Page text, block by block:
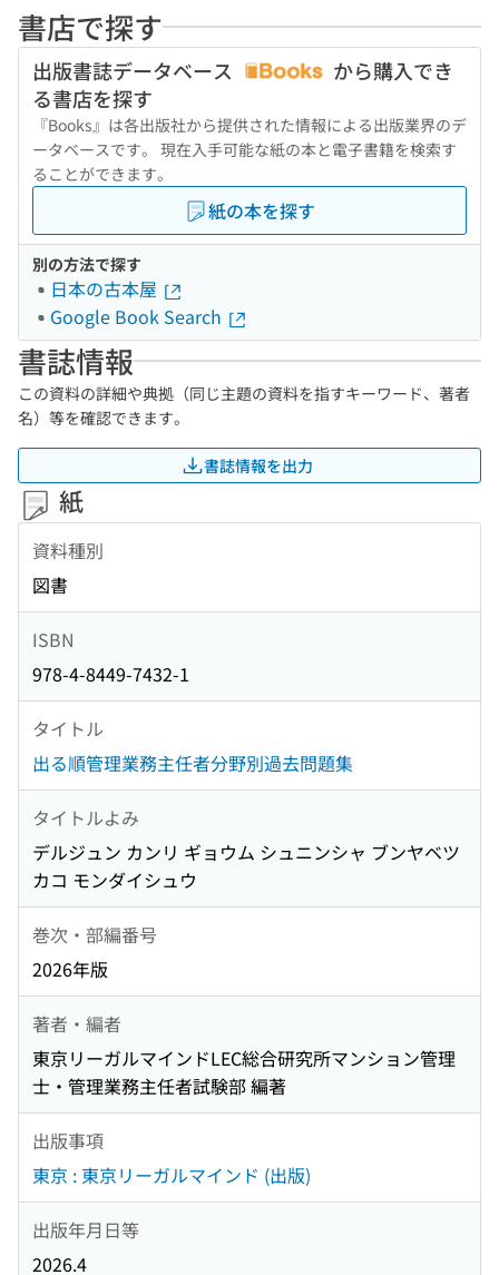
書店で探す
出版書誌データベース
から購入でき
る書店を探す
『Books』は各出版社から提供された情報による出版業界のデ
ータベースです。 現在入手可能な紙の本と電子書籍を検索す
ることができます。
紙の本を探す
別の方法で探す
日本の古本屋
Google Book Search
書誌情報
この資料の詳細や典拠（同じ主題の資料を指すキーワード、著者
名）等を確認できます。
書誌情報を出力
紙
資料種別
図書
ISBN
978-4-8449-7432-1
タイトル
出る順管理業務主任者分野別過去問題集
タイトルよみ
デルジュン カンリ ギョウム シュニンシャ ブンヤベツ
カコ モンダイシュウ
巻次・部編番号
2026年版
著者・編者
東京リーガルマインドLEC総合研究所マンション管理
士・管理業務主任者試験部 編著
出版事項
東京 : 東京リーガルマインド (出版)
出版年月日等
2026.4